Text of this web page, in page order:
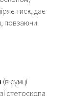
тиск, дає
повзаючи
(в сумці
стетоскопа